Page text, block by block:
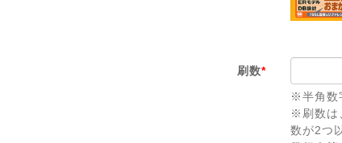
刷数*
※半角数
※刷数は
数が2つ